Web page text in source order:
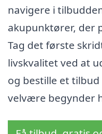
navigere i
akupunktører, der
Tag det første
livskvalitet ved at
og bestille et tilbud
velvære begynder